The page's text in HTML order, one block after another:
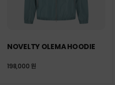
NOVELTY OLEMA HOODIE
198,000 원